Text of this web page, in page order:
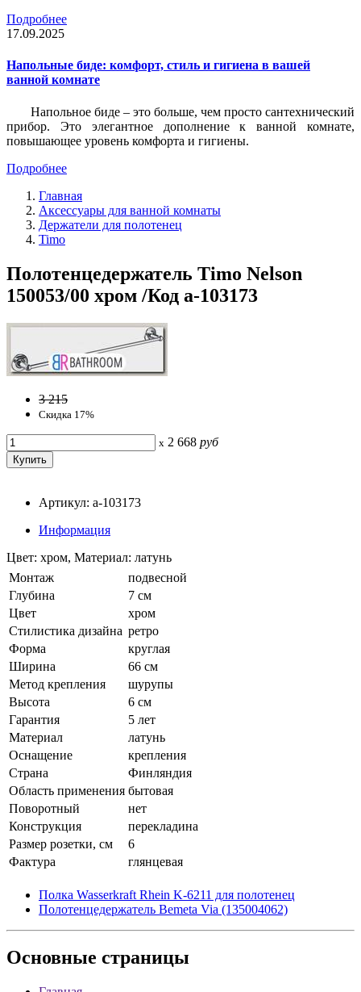
Подробнее
17.09.2025
Напольные биде: комфорт, стиль и гигиена в вашей
ванной комнате
Напольное биде – это больше, чем просто сантехнический
прибор. Это элегантное дополнение к ванной комнате,
повышающее уровень комфорта и гигиены.
Подробнее
Главная
Аксессуары для ванной комнаты
Держатели для полотенец
Timo
Полотенцедержатель Timo Nelson
150053/00 хром /Код a-103173
3 215
Скидка 17%
x 2 668 руб
Артикул: a-103173
Информация
Цвет: хром, Материал: латунь
Монтаж
подвесной
Глубина
7 см
Цвет
хром
Стилистика дизайна ретро
Форма
круглая
Ширина
66 см
Метод крепления
шурупы
Высота
6 см
Гарантия
5 лет
Материал
латунь
Оснащение
крепления
Страна
Финляндия
Область применения бытовая
Поворотный
нет
Конструкция
перекладина
Размер розетки, см
6
Фактура
глянцевая
Полка Wasserkraft Rhein K-6211 для полотенец
Полотенцедержатель Bemeta Via (135004062)
Основные страницы